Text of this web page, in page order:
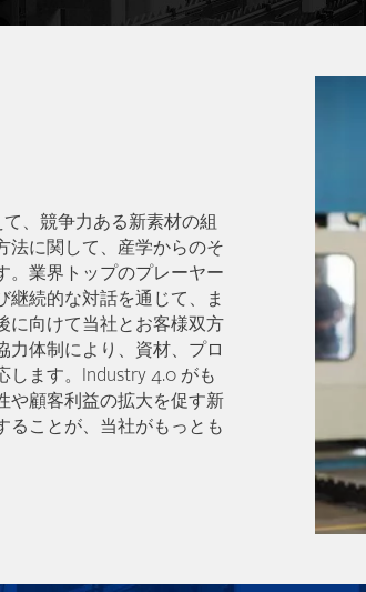
、競争力ある新素材の組
法に関して、産学からのそ
。業界トップのプレーヤー
継続的な対話を通じて、ま
に向けて当社とお客様双方
力体制により、資材、プロ
します。Industry 4.0 がも
や顧客利益の拡大を促す新
ることが、当社がもっとも